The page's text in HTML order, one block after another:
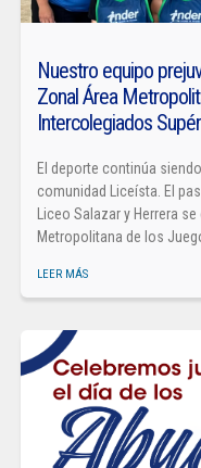
Nuestro equipo
Zonal Área
Intercolegiados
El deporte continúa
comunidad Liceísta. El
Liceo Salazar y Herrera
Metropolitana de los
LEER MÁS